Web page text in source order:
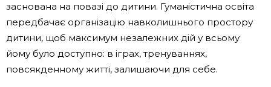
заснована на повазі до дитини. Гуманістична освіта
передбачає організацію навколишнього простору
дитини, щоб максимум незалежних дій у всьому
йому було доступно: в іграх, тренуваннях,
повсякденному житті, залишаючи для себе.